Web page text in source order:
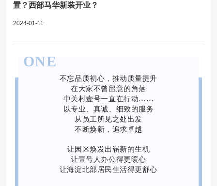
置？西部马华新装开业？
2024-01-11
ONE
不忘品质初心，推动质量提升
在大家不曾留意的角落
中关村壹号一直在行动……
以专业、真诚、细致的服务
从员工所见之处出发
不断焕新，追求卓越
让园区焕发出崭新的生机
让壹号人办公得更暖心
让海淀北部居民生活得更舒心